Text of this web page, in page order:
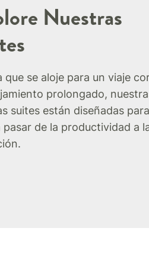
Nuestras
que se aloje para un viaje
prolongado,
suites están diseñadas
pasar de la productividad a